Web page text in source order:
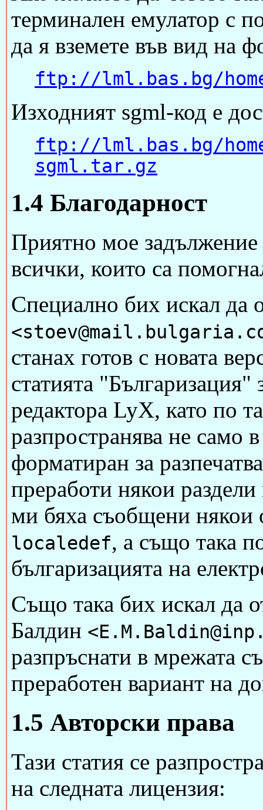
терминален емулатор с
да я вземете във вид на
ftp://lml.bas.bg/
Изходният sgml-код е
ftp://lml.bas.bg/
sgml.tar.gz
1.4 Благодарност
Приятно мое задължение
всички, които са
Специално бих искал да
станах готов с новата
статията
редактора LyX, като по
разпространява не само
форматиран за
преработи някои
ми бяха съобщени някои
localedef, а също така
българизацията на
Също така бих искал да
Балдин
разпръснати в мрежата
преработен вариант на
1.5 Авторски права
Тази статия се
на следната лицензия: